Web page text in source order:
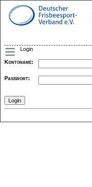
Login
Kontoname:
Passwort: